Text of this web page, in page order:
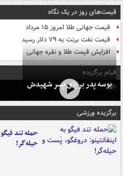
قیمت‌های روز در یک نگاه
قیمت جهانی طلا امروز ۱۵ مرداد
قیمت نفت برنت به ۷۹ دلار رسید
افزایش قیمت طلا و نقره جهانی
فیلم برگزیده
بوسه‌ پدر بر پای پسر شهیدش
برگزیده ورزشی
حمله تند
حیله‌گر!